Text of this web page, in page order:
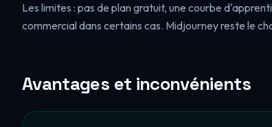
Les limites : pas de plan gratuit, une courbe
commercial dans certains cas. Midjourney reste le
Avantages et inconvénients